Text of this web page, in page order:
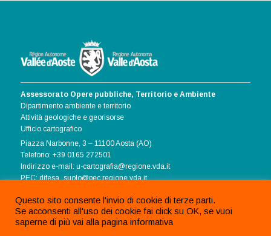
Assessorato Opere pubbliche, Territorio e Ambiente
Dipartimento ambiente e territorio
Attività geologiche e georisorse
Ufficio cartografico
Piazza Narbonne, 3 – 11100 Aosta (AO)
Telefono: +39 0165 272501
Indirizzo e-mail: u-cartografia@regione.vda.it
PEC: difesa_suolo@pec.regione.vda.it
Informativa Cookie
Questo sito consente l'invio di cookie di terze parti.
Se acconsenti all'uso dei cookie fai click su OK, se vuoi
saperne di più vai alla pagina informativa